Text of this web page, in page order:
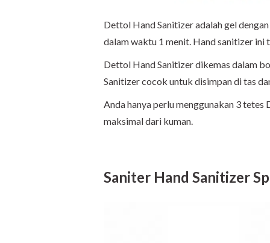
Dettol Hand Sanitizer adalah gel
dalam waktu 1 menit. Hand sanitizer
Dettol Hand Sanitizer dikemas dalam
Sanitizer cocok untuk disimpan di tas
Anda hanya perlu menggunakan 3
maksimal dari kuman.
Saniter Hand Sanitizer